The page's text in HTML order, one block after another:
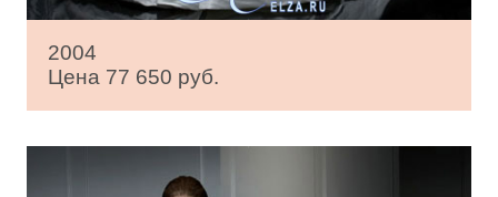
2004
Цена 77 650 руб.